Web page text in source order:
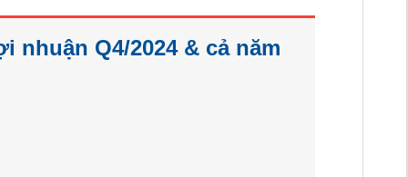
nhuận Q4/2024 & cả năm